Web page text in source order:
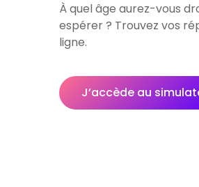
À quel âge aurez-vous
espérer ? Trouvez vos
ligne.
J’accède au